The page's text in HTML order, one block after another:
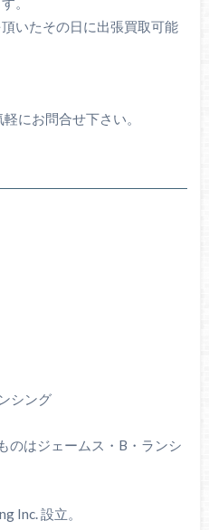
いたその日に出張買取可能
にお問合せ下さい。
シング
のはジェームス・B・ランシ
Inc. 設立。